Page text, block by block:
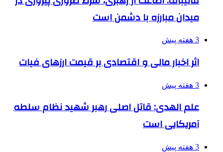
میدان مبارزه با دشمن است
3 هفته پیش
اثر اخبار مالی و اقتصادی بر قیمت ارزهای فیات
3 هفته پیش
علم الهدی: قاتل اصلی رهبر شهید نظام سلطه
آمریکایی است
3 هفته پیش